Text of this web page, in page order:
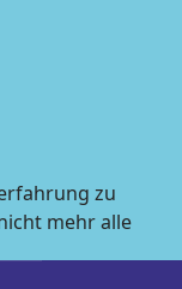
zu
mehr alle